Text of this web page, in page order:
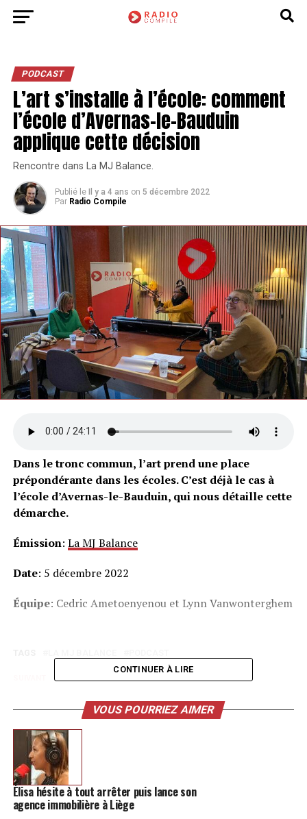
PODCAST
L’art s’installe à l’école: comment
l’école d’Avernas-le-Bauduin
applique cette décision
Rencontre dans La MJ Balance.
Publié le Il y a 4 ans on 5 décembre 2022
Par Radio Compile
Dans le tronc commun, l’art prend une place
prépondérante dans les écoles. C’est déjà le cas à
l’école d’Avernas-le-Bauduin, qui nous détaille cette
démarche.
Émission: La MJ Balance
Date: 5 décembre 2022
Équipe: Cedric Ametoenyenou et Lynn Vanwonterghem
Un bon livre mystérieux pour rester au chaud à la
maison
CONTINUER À LIRE
VOUS POURRIEZ AIMER
Élisa hésite à tout arrêter puis lance son
agence immobilière à Liège